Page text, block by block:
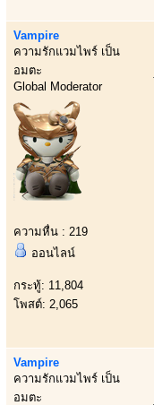
Vampire
ความรักแวมไพร์ เป็น
อมตะ
Global Moderator
ความหื่น : 219
ออนไลน์
กระทู้: 11,804
โพสต์: 2,065
Vampire
ความรักแวมไพร์ เป็น
อมตะ